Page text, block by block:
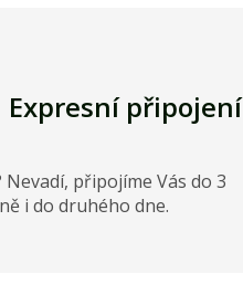
Expresní připojení
Nevadí, připojíme Vás do 3
i do druhého dne.